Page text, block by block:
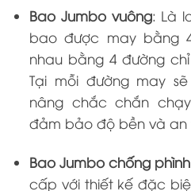
Bao Jumbo vuông: Là
bao được may bằng
nhau bằng 4 đường
Tại mỗi đường may
nâng chắc chắn
đảm bảo độ bền và an
Bao Jumbo chống phình
cấp với thiết kế đặc